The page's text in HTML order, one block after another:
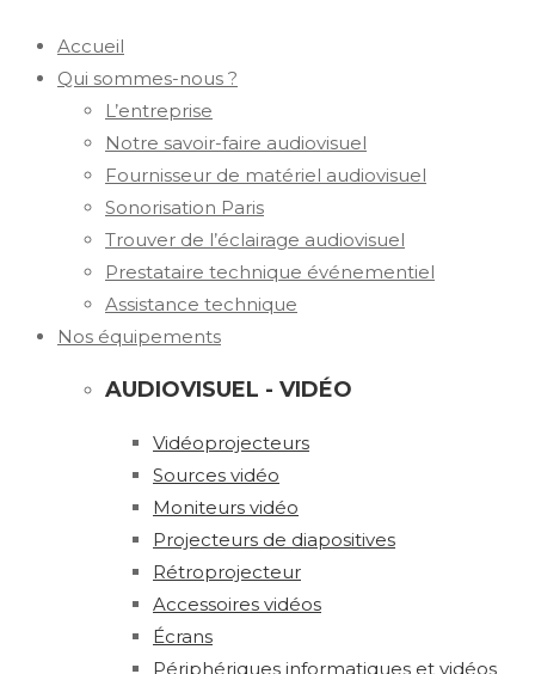
Accueil
Qui sommes-nous ?
L’entreprise
Notre savoir-faire audiovisuel
Fournisseur de matériel audiovisuel
Sonorisation Paris
Trouver de l’éclairage audiovisuel
Prestataire technique événementiel
Assistance technique
Nos équipements
AUDIOVISUEL - VIDÉO
Vidéoprojecteurs
Sources vidéo
Moniteurs vidéo
Projecteurs de diapositives
Rétroprojecteur
Accessoires vidéos
Écrans
Périphériques informatiques et vidéos